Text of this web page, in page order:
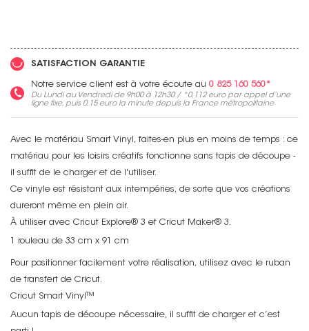
SATISFACTION GARANTIE
Notre service client est à votre écoute au 0 825 160 560*
Du Lundi au Vendredi de 9h00 à 12h30 / *0,112 europar appel d’une
ligne fixe, puis 0,15 eurola minute depuis la France métropolitaine
Avec le matériau Smart Vinyl, faites-en plus en moins de temps : ce
matériau pour les loisirs créatifs fonctionne sans tapis de découpe -
il suffit de le charger et de l'utiliser.
Ce vinyle est résistant aux intempéries, de sorte que vos créations
dureront même en plein air.
À utiliser avec Cricut Explore® 3 et Cricut Maker® 3.
1 rouleau de 33 cm x 91 cm
Pour positionner facilement votre réalisation, utilisez avec le ruban
de transfert de Cricut.
Cricut Smart Vinyl™
Aucun tapis de découpe nécessaire, il suffit de charger et c’est